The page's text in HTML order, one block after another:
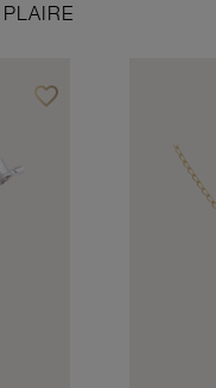
favorite_borderAjouter à vos favoris